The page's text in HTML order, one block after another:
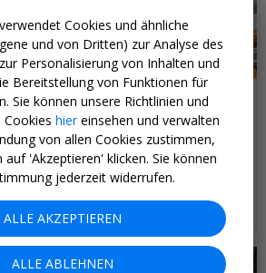
IV nach Spanien & Portugal
deals.de/spanien-portugal-mit-explora-
Cookies und ähnliche
und von Dritten) zur Analyse des
Personalisierung von Inhalten und
Bereitstellung von Funktionen für
Sie können unsere Richtlinien und
Cookies hiereinsehen und verwalten
von allen Cookies zustimmen,
auf 'Akzeptieren' klicken. Sie können
jederzeit widerrufen.
ALLE AKZEPTIEREN
ALLE ABLEHNEN